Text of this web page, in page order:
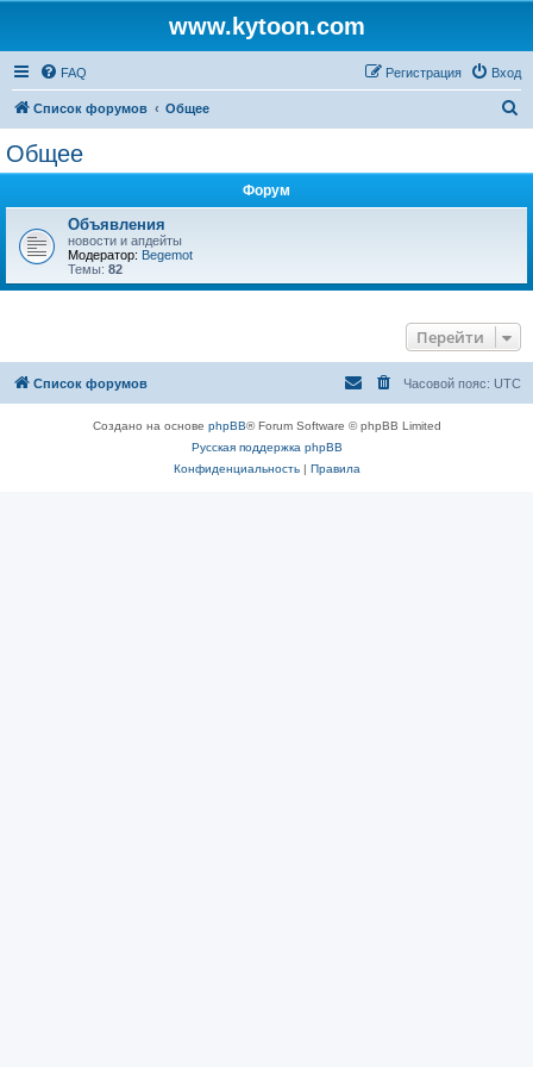
www.kytoon.com
FAQ Вход
Регистрация
Список форумов Общее
Общее
Форум
Объявления
новости и апдейты
Модератор: Begemot
Темы: 82
Перейти
Список форумов Часовой пояс: UTC
Создано на основе phpBB® Forum Software © phpBB Limited
Русская поддержка phpBB
Конфиденциальность| Правила